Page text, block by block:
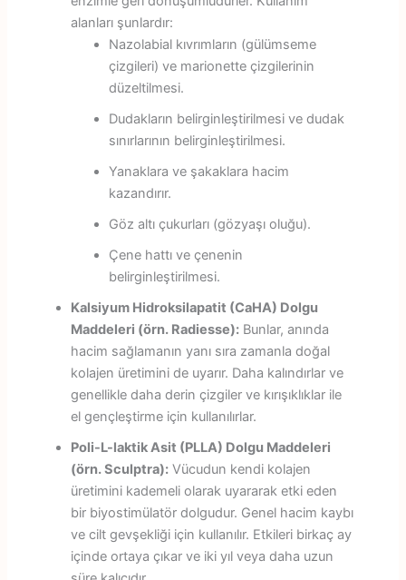
alanları şunlardır:
Nazolabial kıvrımların (gülümseme
çizgileri) ve marionette çizgilerinin
düzeltilmesi.
Dudakların belirginleştirilmesi ve dudak
sınırlarının belirginleştirilmesi.
Yanaklara ve şakaklara hacim
kazandırır.
Göz altı çukurları (gözyaşı oluğu).
Çene hattı ve çenenin
belirginleştirilmesi.
Kalsiyum Hidroksilapatit (CaHA) Dolgu
Maddeleri (örn. Radiesse):Bunlar, anında
hacim sağlamanın yanı sıra zamanla doğal
kolajen üretimini de uyarır. Daha kalındırlar ve
genellikle daha derin çizgiler ve kırışıklıklar ile
el gençleştirme için kullanılırlar.
Poli-L-laktik Asit (PLLA) Dolgu Maddeleri
(örn. Sculptra):Vücudun kendi kolajen
üretimini kademeli olarak uyararak etki eden
bir biyostimülatör dolgudur. Genel hacim kaybı
ve cilt gevşekliği için kullanılır. Etkileri birkaç ay
içinde ortaya çıkar ve iki yıl veya daha uzun